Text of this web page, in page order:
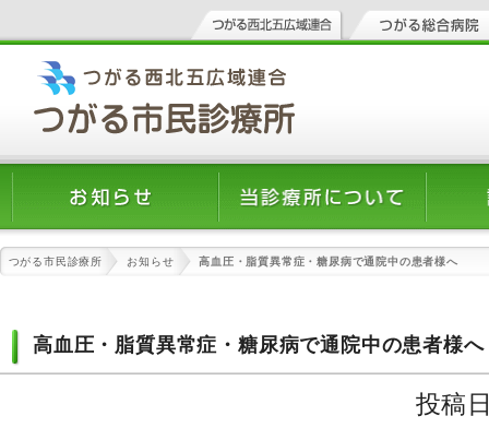
つがる市民診療所 お知らせ 高血圧・脂質異常症・糖尿病で通院中の患者様へ
高血圧・脂質異常症・糖尿病で通院中の患者様へ
投稿